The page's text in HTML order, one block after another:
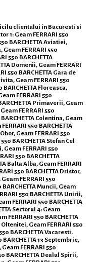
clientului in Bucuresti si
1: Geam FERRARI 550
BARCHETTA Aviatiei,
Geam FERRARI 550
550 BARCHETTA
Domenii, Geam FERRARI
550 BARCHETTA Gara de
Geam FERRARI 550
BARCHETTA Floreasca,
FERRARI 550
Primaverii, Geam
FERRARI 550
Colentina, Geam
550 BARCHETTA
Geam FERRARI 550
BARCHETTA Stefan Cel
Geam FERRARI 550
550 BARCHETTA
Balta Alba, Geam FERRARI
550 BARCHETTA Dristor,
FERRARI 550
BARCHETTA Muncii, Geam
550 BARCHETTA Unirii,
FERRARI 550 BARCHETTA
Sectorul 4: Geam
FERRARI 550 BARCHETTA
Oltenitei, Geam FERRARI 550
BARCHETTA Vacaresti.
13 Septembrie,
FERRARI 550
BARCHETTA Dealul Spirii,